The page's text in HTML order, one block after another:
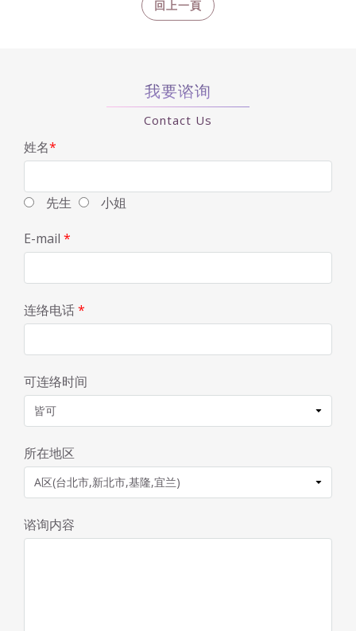
我要谘询
Contact Us
姓名*
先生 小姐
E-mail *
连络电话*
可连络时间
所在地区
谘询内容